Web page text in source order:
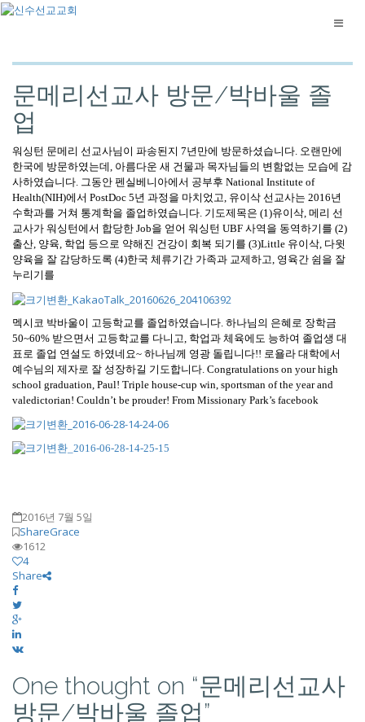
문메리선교사 방문/박바울 졸
업
워싱턴 문메리 선교사님이 파송된지 7년만에 방문하셨습니다. 오랜만에
한국에 방문하였는데, 아름다운 새 건물과 목자님들의 변함없는 모습에 감
사하였습니다. 그동안 펜실베니아에서 공부후 National Institute of
Health(NIH)에서 PostDoc 5년 과정을 마치었고, 유이삭 선교사는 2016년
수학과를 거쳐 통계학을 졸업하였습니다. 기도제목은 (1)유이삭, 메리 선
교사가 워싱턴에서 합당한 Job을 얻어 워싱턴 UBF 사역을 동역하기를 (2)
출산, 양육, 학업 등으로 약해진 건강이 회복 되기를 (3)Little 유이삭, 다윗
양육을 잘 감당하도록 (4)한국 체류기간 가족과 교제하고, 영육간 쉼을 잘
누리기를
멕시코 박바울이 고등학교를 졸업하였습니다. 하나님의 은혜로 장학금
50~60% 받으면서 고등학교를 다니고, 학업과 체육에도 능하여 졸업생 대
표로 졸업 연설도 하였네요~ 하나님께 영광 돌립니다!! 로욜라 대학에서
예수님의 제자로 잘 성장하길 기도합니다 . Congratulations on your high
school graduation, Paul! Triple house-cup win, sportsman of the year and
valedictorian! Couldn’t be prouder! From Missionary Park’s facebook
2016년 7월 5일
ShareGrace
1612
4
Share
One thought on “문메리선교사
방문/박바울 졸업”